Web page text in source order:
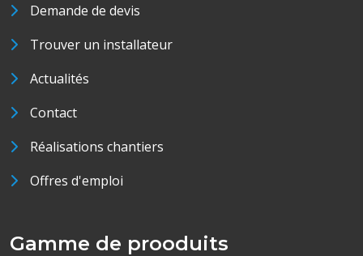
Demande de devis
Trouver un installateur
Actualités
Contact
Réalisations chantiers
Offres d'emploi
Gamme de prooduits